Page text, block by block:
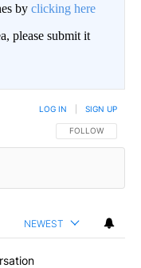
by clicking here
please submit it
FOLLOW THIS
FOLLOW
LOG IN SIGN UP
NEWEST